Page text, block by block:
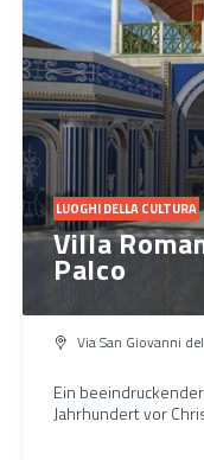
LUOGHI DELLA CULTURA
Villa
Palco
Via San Giovanni
Ein
Jahrhundert vor